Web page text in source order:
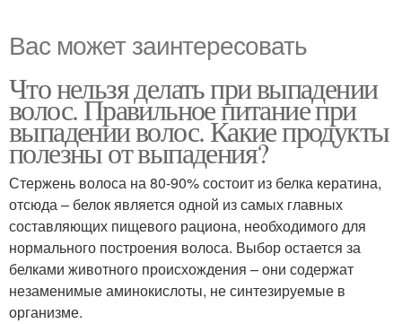
Вас может заинтересовать
Что нельзя делать при выпадении
волос. Правильное питание при
выпадении волос. Какие продукты
полезны от выпадения?
Стержень волоса на 80-90% состоит из белка кератина,
отсюда – белок является одной из самых главных
составляющих пищевого рациона, необходимого для
нормального построения волоса. Выбор остается за
белками животного происхождения – они содержат
незаменимые аминокислоты, не синтезируемые в
организме.